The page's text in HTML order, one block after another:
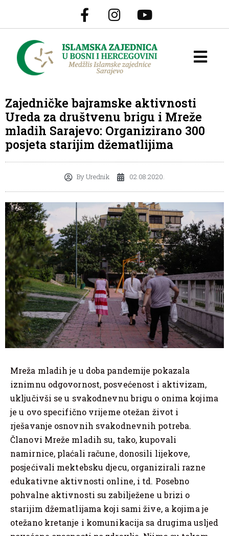
Zajedničke bajramske aktivnosti
Ureda za društvenu brigu i Mreže
mladih Sarajevo: Organizirano 300
posjeta starijim džematlijima
ByUrednik 02.08.2020.
Mreža mladih je u doba pandemije pokazala
iznimnu odgovornost, posvećenost i aktivizam,
uključivši se u svakodnevnu brigu o onima kojima
je u ovo specifično vrijeme otežan život i
rješavanje osnovnih svakodnevnih potreba.
Članovi Mreže mladih su, tako, kupovali
namirnice, plaćali račune, donosili lijekove,
posjećivali mektebsku djecu, organizirali razne
edukativne aktivnosti online, i td. Posebno
pohvalne aktivnosti su zabilježene u brizi o
starijim džematlijama koji sami žive, a kojima je
otežano kretanje i komunikacija sa drugima usljed